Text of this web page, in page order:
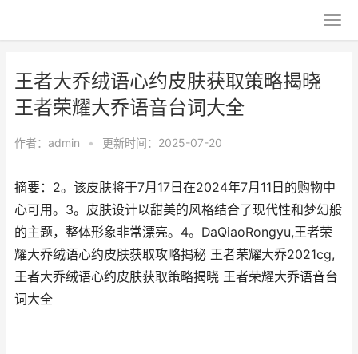
王者大乔绒语心约皮肤获取策略揭晓
王者荣耀大乔语音台词大全
作者： admin • 更新时间：2025-07-20
摘要：2。该皮肤将于7月17日在2024年7月11日的购物中
心可用。3。皮肤设计以甜美的风格结合了现代性和梦幻般
的主题，整体形象非常漂亮。4。DaQiaoRongyu,王者荣
耀大乔绒语心约皮肤获取攻略揭秘 王者荣耀大乔2021cg,
王者大乔绒语心约皮肤获取策略揭晓 王者荣耀大乔语音台
词大全